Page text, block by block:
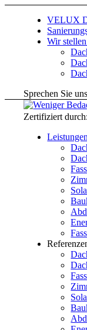
VELUX
Wir
Sprechen Sie
Zertifiziert durch:
Leistungen